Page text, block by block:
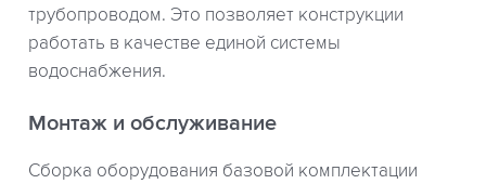
трубопроводом. Это позволяет конструкции
работать в качестве единой системы
водоснабжения.
Монтаж и обслуживание
Сборка оборудования базовой комплектации